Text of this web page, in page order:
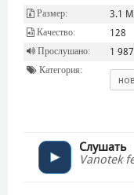
Размер: 3.1
Качество: 128
Прослушано: 1 987
Категория:
Слушать
Vanotek